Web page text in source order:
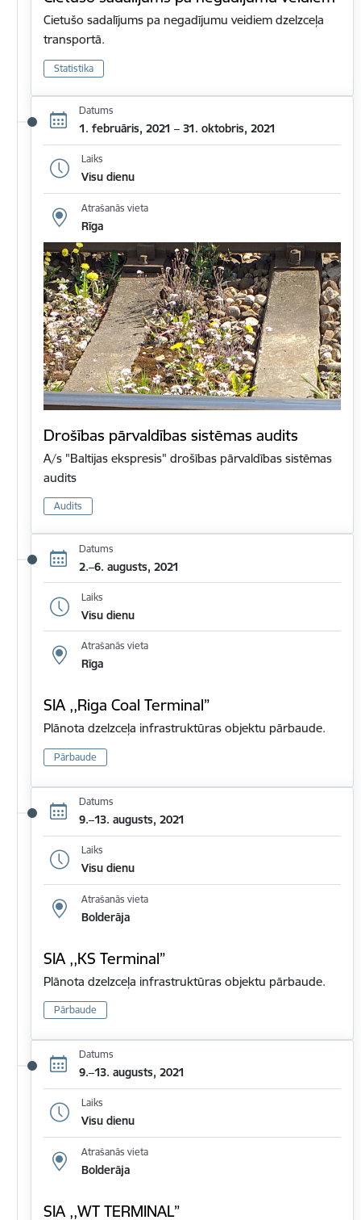
Cietušo sadalījums pa negadījumu veidiem dzelzceļa
transportā.
Statistika
Datums
1. februāris, 2021 – 31. oktobris, 2021
Laiks
Visu dienu
Atrašanās vieta
Rīga
Drošības pārvaldības sistēmas audits
A/s "Baltijas ekspresis" drošības pārvaldības sistēmas
audits
Audits
Datums
2.–6. augusts, 2021
Laiks
Visu dienu
Atrašanās vieta
Rīga
SIA ,,Riga Coal Terminal”
Plānota dzelzceļa infrastruktūras objektu pārbaude.
Pārbaude
Datums
9.–13. augusts, 2021
Laiks
Visu dienu
Atrašanās vieta
Bolderāja
SIA ,,KS Terminal”
Plānota dzelzceļa infrastruktūras objektu pārbaude.
Pārbaude
Datums
9.–13. augusts, 2021
Laiks
Visu dienu
Atrašanās vieta
Bolderāja
SIA ,,WT TERMINAL”